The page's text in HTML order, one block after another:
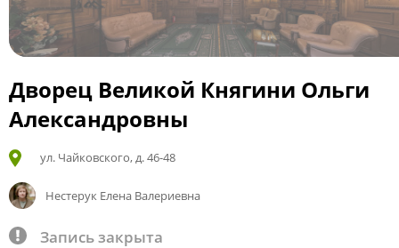
Дворец Великой Княгини Ольги
Александровны
ул. Чайковского, д. 46-48
Нестерук Елена Валериевна
Запись закрыта